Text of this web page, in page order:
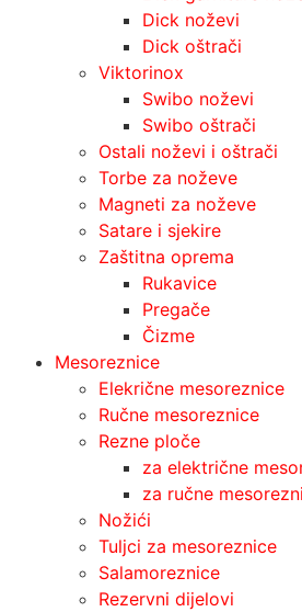
Dick noževi
Dick oštrači
Viktorinox
Swibo noževi
Swibo oštrači
Ostali noževi i oštrači
Torbe za noževe
Magneti za noževe
Satare i sjekire
Zaštitna oprema
Rukavice
Pregače
Čizme
Mesoreznice
Elekrične mesoreznice
Ručne mesoreznice
Rezne ploče
za električne
za ručne
Nožići
Tuljci za mesoreznice
Salamoreznice
Rezervni dijelovi